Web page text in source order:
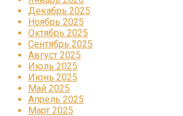
Декабрь 2025
Ноябрь 2025
Октябрь 2025
Сентябрь 2025
Август 2025
Июль 2025
Июнь 2025
Май 2025
Апрель 2025
Март 2025